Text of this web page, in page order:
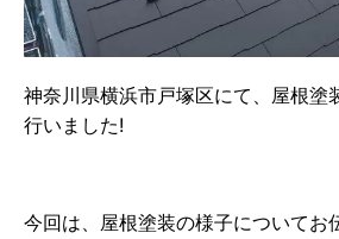
神奈川県横浜市戸塚区にて、屋根塗
行いました!
今回は、屋根塗装の様子についてお